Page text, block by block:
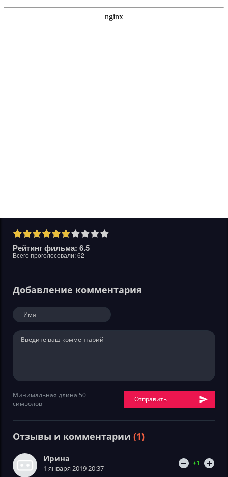
Рейтинг фильма: 6.5
Всего проголосовали:62
Добавление комментария
Минимальная длина 50
символов
Отправить
Отзывы и комментарии (1)
Ирина
1 января 2019 20:37
+1